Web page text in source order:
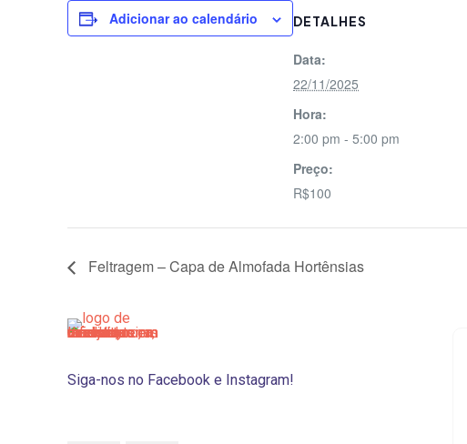
Adicionar ao calendário DETALHES
Data:
22/11/2025
Hora:
2:00 pm - 5:00 pm
Preço:
R$100
Feltragem – Capa de Almofada Hortênsias
Siga-nos no Facebook e Instagram!